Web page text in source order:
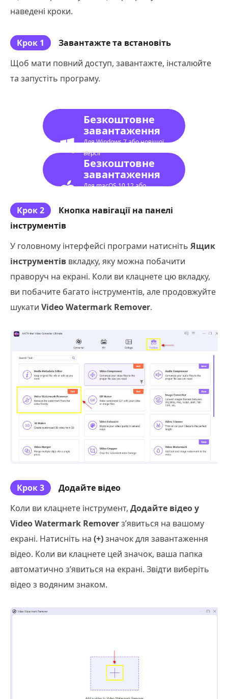
наведені кроки.
Крок 1
Завантажте та встановіть
Щоб мати повний доступ, завантажте, інсталюйте
та запустіть програму.
Безкоштовне
завантаження
Для Windows 7 або новішої
версії
Безкоштовне
завантаження
Для macOS 10.12 або
Крок 2
Кнопка навігації на панелі
інструментів
У головному інтерфейсі програми натисніть Ящик
інструментів вкладку, яку можна побачити
праворуч на екрані. Коли ви клацнете цю вкладку,
ви побачите багато інструментів, але продовжуйте
шукати Video Watermark Remover.
Крок 3
Додайте відео
Коли ви клацнете інструмент, Додайте відео у
Video Watermark Removerз’явиться на вашому
екрані. Натисніть на (+)значок для завантаження
відео. Коли ви клацнете цей значок, ваша папка
автоматично з’явиться на екрані. Звідти виберіть
відео з водяним знаком.